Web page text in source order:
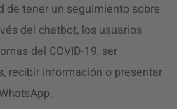
de tener un seguimiento sobre
del chatbot, los usuarios
del COVID-19, ser
recibir información o presentar